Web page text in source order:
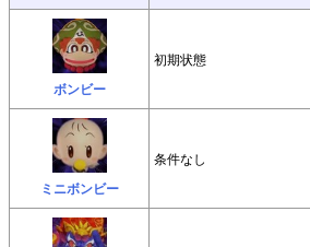
ボンビー
初期状態
ミニボンビー
条件なし